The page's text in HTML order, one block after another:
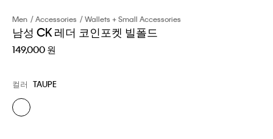
Men Accessories Wallets + Small Accessories
남성 CK 레더 코인포켓 빌폴드
149,000 원
컬러 TAUPE